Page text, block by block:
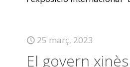
25 març, 2023
El govern